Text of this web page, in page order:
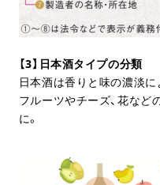
【3】日本酒タイプの分類
日本酒は香りと味の濃淡に
フルーツやチーズ、花な
に。